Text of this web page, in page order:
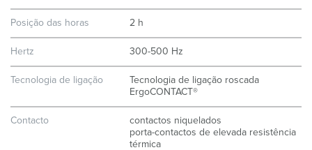
Posição das horas 2 h
Hertz 300-500 Hz
Tecnologia de ligação
Tecnologia de ligação roscada
ErgoCONTACT®
Contacto
contactos niquelados
porta-contactos de elevada resistência
térmica